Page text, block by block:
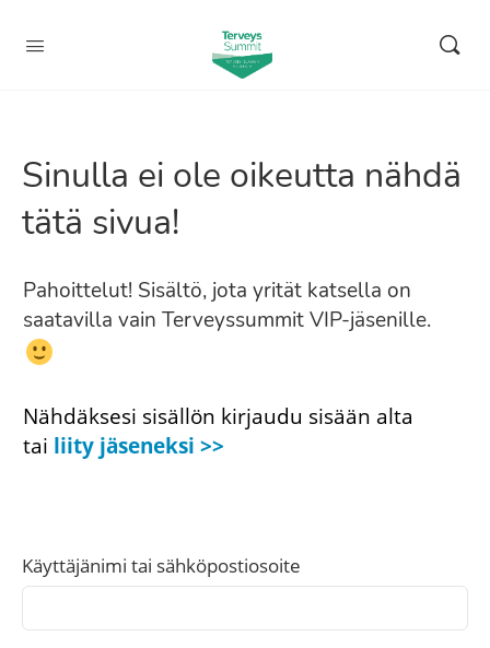
Sinulla ei ole oikeutta nähdä
tätä sivua!
Pahoittelut! Sisältö, jota yrität katsella on
saatavilla vain Terveyssummit VIP-jäsenille.
Nähdäksesi sisällön kirjaudu sisään alta
tai liity jäseneksi >>
Käyttäjänimi tai sähköpostiosoite